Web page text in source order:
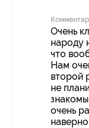
Очень
народу
что
Нам
второй
не
очень